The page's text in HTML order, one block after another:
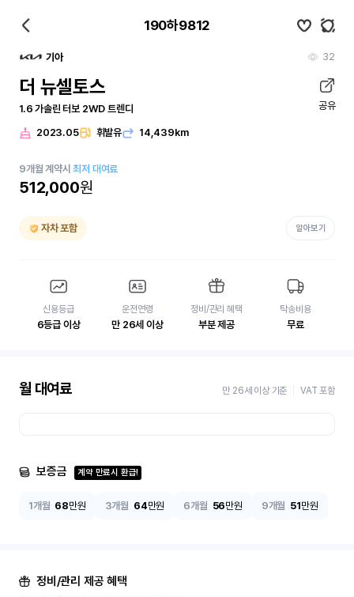
190하9812
기아 32
더 뉴셀토스
1.6 가솔린 터보 2WD 트렌디 공유
2023.05 휘발유 14,439km
9개월 계약시최저 대여료
512,000원
자차 포함 알아보기
신용등급
6등급 이상
운전연령
만 26세 이상
정비/관리 혜택
부분 제공
탁송비용
무료
월 대여료 만 26세 이상 기준 VAT 포함
보증금 계약 만료시 환급!
1개월 68만원 3개월 64만원 6개월 56만원 9개월 51만원
정비/관리 제공 혜택